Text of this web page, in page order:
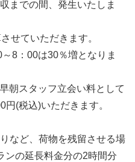
までの間、発生いたしま
せていただきます。
8：00は30％増となりま
朝スタッフ立会い料として
(税込)いただきます。
など、荷物を残留させる場
ンの延長料金分の2時間分